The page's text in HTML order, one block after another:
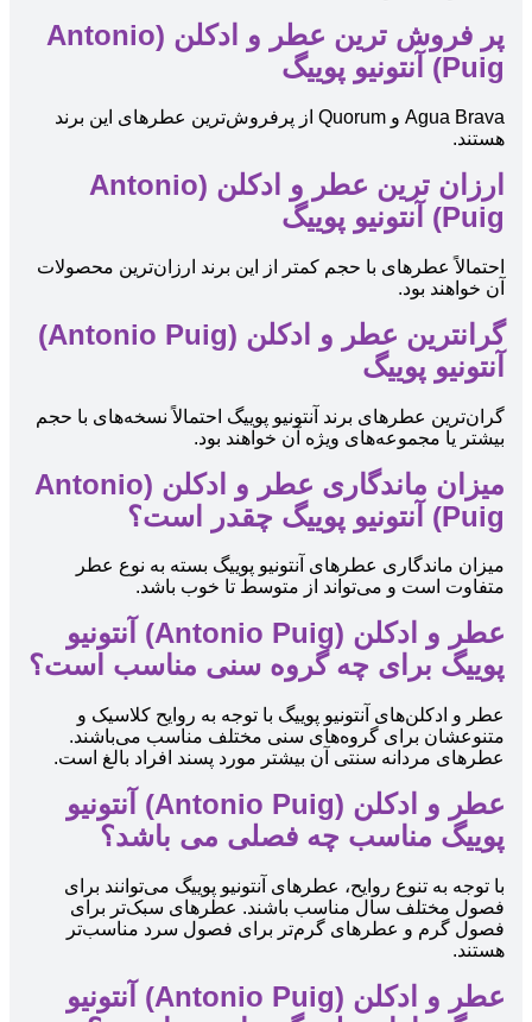
پر فروش ترین عطر و ادکلن (Antonio
Puig) آنتونیو پوییگ
Agua Brava و Quorum از پرفروش‌ترین عطرهای این برند
هستند.
ارزان ترین عطر و ادکلن (Antonio
Puig) آنتونیو پوییگ
احتمالاً عطرهای با حجم کمتر از این برند ارزان‌ترین محصولات
آن خواهند بود.
گرانترین عطر و ادکلن (Antonio Puig)
آنتونیو پوییگ
گران‌ترین عطرهای برند آنتونیو پوییگ احتمالاً نسخه‌های با حجم
بیشتر یا مجموعه‌های ویژه آن خواهند بود.
میزان ماندگاری عطر و ادکلن (Antonio
Puig) آنتونیو پوییگ چقدر است؟
میزان ماندگاری عطرهای آنتونیو پوییگ بسته به نوع عطر
متفاوت است و می‌تواند از متوسط تا خوب باشد.
عطر و ادکلن (Antonio Puig) آنتونیو
پوییگ برای چه گروه سنی مناسب است؟
عطر و ادکلن‌های آنتونیو پوییگ با توجه به روایح کلاسیک و
متنوعشان برای گروه‌های سنی مختلف مناسب می‌باشند.
عطرهای مردانه سنتی آن بیشتر مورد پسند افراد بالغ است.
عطر و ادکلن (Antonio Puig) آنتونیو
پوییگ مناسب چه فصلی می باشد؟
با توجه به تنوع روایح، عطرهای آنتونیو پوییگ می‌توانند برای
فصول مختلف سال مناسب باشند. عطرهای سبک‌تر برای
فصول گرم و عطرهای گرم‌تر برای فصول سرد مناسب‌تر
هستند.
عطر و ادکلن (Antonio Puig) آنتونیو